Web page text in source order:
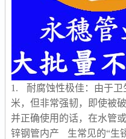
1. 耐腐蚀性极佳：由于卫
米，但非常强韧，即使被
并正确使用的话，在水管
锌钢管内产 生常见的“生